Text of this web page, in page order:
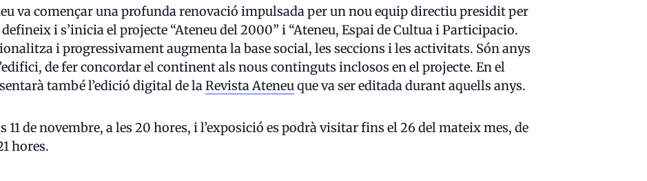
va començar una profunda renovació impulsada per un nou equip directiu presidit per
i s’inicia el projecte “Ateneu del 2000” i “Ateneu, Espai de Cultua i Participacio.
i progressivament augmenta la base social, les seccions i les activitats. Són anys
de fer concordar el continent als nous continguts inclosos en el projecte. En el
també l’edició digital de laRevista Ateneuque va ser editada durant aquells anys.
de novembre, a les 20 hores, i l’exposició es podrà visitar fins el 26 del mateix mes, de
hores.